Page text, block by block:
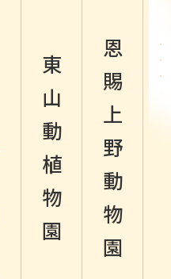
東
山
動
植
物
園
恩
賜
上
野
動
物
園